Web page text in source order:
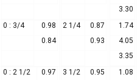
3.30
0 : 3/4
0.98
0.84
2 1/4
0.87
0.93
1.74
4.05
3.35
0 : 2 1/2
0.97
3 1/2
0.95
1.08